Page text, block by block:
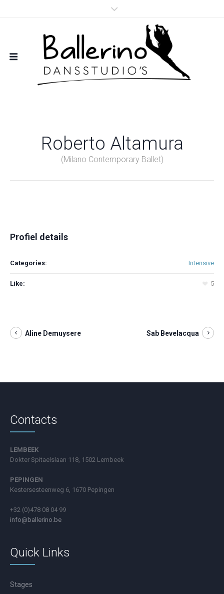
Roberto Altamura
(Milano Contemporary Ballet)
Profiel details
Categories: Intensive
Like: 5
Aline Demuysere Sab Bevelacqua
Contacts
LEMBEEK
Dokter Spitaelslaan 118, 1502 Lembeek
PEPINGEN
Kestersesteenweg 6, 1670 Pepingen
+32 (0)478 08 04 99
info@ballerino.be
Quick Links
Stages